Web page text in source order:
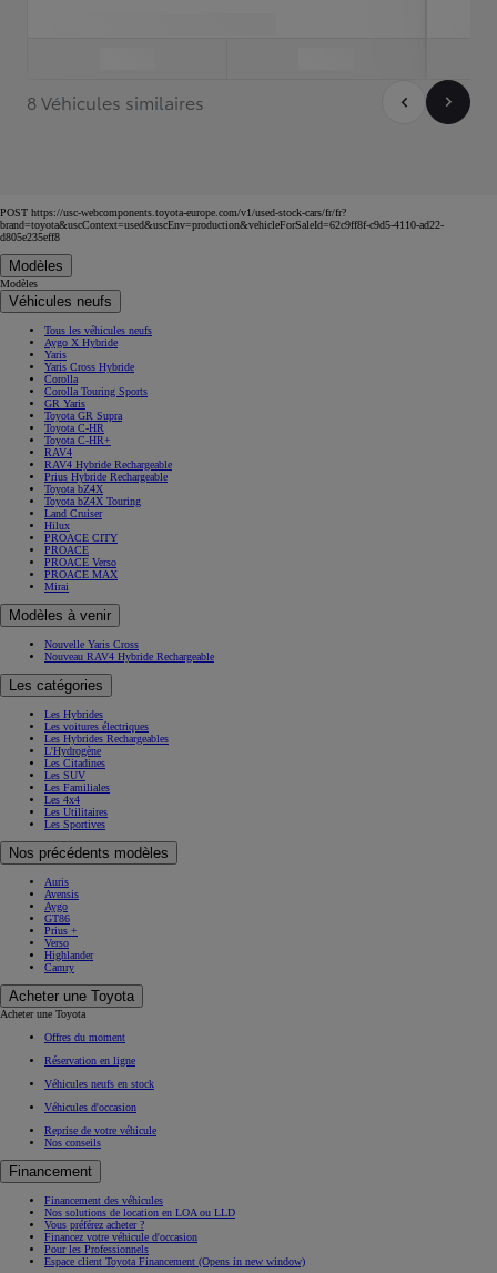
d805e235eff8
Modèles
Modèles
Véhicules neufs
Tous les véhicules neufs
Aygo X Hybride
Yaris
Yaris Cross Hybride
Corolla
Corolla Touring Sports
GR Yaris
Toyota GR Supra
Toyota C-HR
Toyota C-HR+
RAV4
RAV4 Hybride Rechargeable
Prius Hybride Rechargeable
Toyota bZ4X
Toyota bZ4X Touring
Land Cruiser
Hilux
PROACE CITY
PROACE
PROACE Verso
PROACE MAX
Mirai
Modèles à venir
Nouvelle Yaris Cross
Nouveau RAV4 Hybride Rechargeable
Les catégories
Les Hybrides
Les voitures électriques
Les Hybrides Rechargeables
L'Hydrogène
Les Citadines
Les SUV
Les Familiales
Les 4x4
Les Utilitaires
Les Sportives
Nos précédents modèles
Auris
Avensis
Aygo
GT86
Prius +
Verso
Highlander
Camry
Acheter une Toyota
Acheter une Toyota
Offres du moment
Réservation en ligne
Véhicules neufs en stock
Véhicules d'occasion
Reprise de votre véhicule
Nos conseils
Financement
Financement des véhicules
Nos solutions de location en LOA ou LLD
Vous préférez acheter ?
Financez votre véhicule d'occasion
Pour les Professionnels
Espace client Toyota Financement
Hybride et électrique